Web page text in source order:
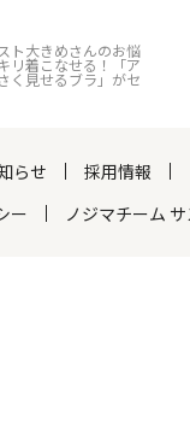
ト大きめさんのお悩
リ着こなせる！「ア
く見せるブラ」がセ
らせ 採用情報
ー ノジマチーム